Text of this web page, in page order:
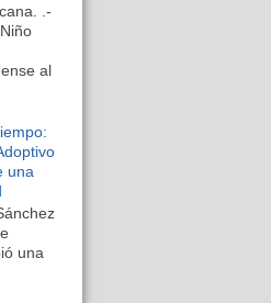
.-
al
una
una